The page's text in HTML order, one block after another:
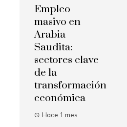
Empleo
masivo en
Arabia
Saudita:
sectores clave
de la
transformación
económica
Hace 1 mes